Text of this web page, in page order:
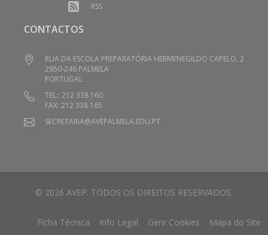
RSS
CONTACTOS
RUA DA ESCOLA PREPARATÓRIA HERMENEGILDO CAPELO, 2
2950-246 PALMELA
PORTUGAL
TEL.: 212 338 160
FAX: 212 338 165
SECRETARIA@AVEPALMELA.EDU.PT
© 2026 AVEP. TODOS OS DIREITOS RESERVADOS.
Ficha Técnica Info Legal Gerir Cookies Mapa do Site